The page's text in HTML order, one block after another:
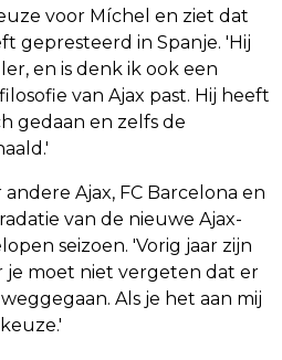
voor Míchel en ziet dat
gepresteerd in Spanje. 'Hij
en is denk ik ook een
van Ajax past. Hij heeft
gedaan en zelfs de
Ajax, FC Barcelona en
van de nieuwe Ajax-
seizoen. 'Vorig jaar zijn
je moet niet vergeten dat er
Als je het aan mij